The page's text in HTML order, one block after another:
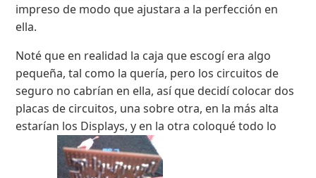
impreso de modo que ajustara a la perfección en
ella.
Noté que en realidad la caja que escogí era algo
pequeña, tal como la quería, pero los circuitos de
seguro no cabrían en ella, así que decidí colocar dos
placas de circuitos, una sobre otra, en la más alta
estarían los Displays, y en la otra coloqué todo lo